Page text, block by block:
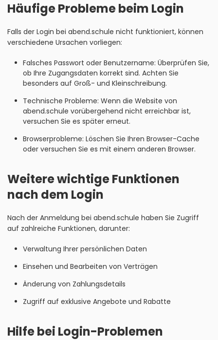
Häufige Probleme beim Login
Falls der Login bei abend.schule nicht funktioniert, können
verschiedene Ursachen vorliegen:
Falsches Passwort oder Benutzername: Überprüfen Sie,
ob Ihre Zugangsdaten korrekt sind. Achten Sie
besonders auf Groß- und Kleinschreibung.
Technische Probleme: Wenn die Website von
abend.schule vorübergehend nicht erreichbar ist,
versuchen Sie es später erneut.
Browserprobleme: Löschen Sie Ihren Browser-Cache
oder versuchen Sie es mit einem anderen Browser.
Weitere wichtige Funktionen
nach dem Login
Nach der Anmeldung bei abend.schule haben Sie Zugriff
auf zahlreiche Funktionen, darunter:
Verwaltung Ihrer persönlichen Daten
Einsehen und Bearbeiten von Verträgen
Änderung von Zahlungsdetails
Zugriff auf exklusive Angebote und Rabatte
Hilfe bei Login-Problemen